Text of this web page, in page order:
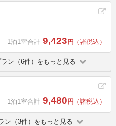
1泊1室合計 9,423 円 （諸税込）
ン（6件）をもっと見る
1泊1室合計 9,480 円 （諸税込）
ン（3件）をもっと見る